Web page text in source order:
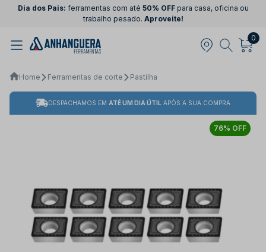
Dia dos Pais: ferramentas com até 50% OFFpara casa, oficina ou
trabalho pesado. Aproveite!
0
Home Ferramentas de corte Pastilha
DESPACHAMOS EM ATÉ UM DIA ÚTIL APÓS A SUA COMPRA
76% OFF